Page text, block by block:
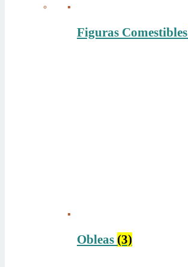
Figuras Comestibles
Obleas (3)